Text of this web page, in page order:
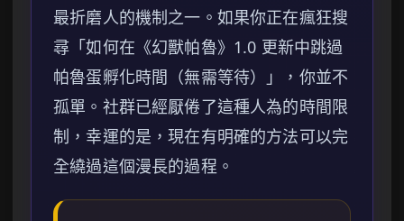
最折磨人的機制之一。如果你正在瘋狂搜
尋「如何在《幻獸帕魯》1.0 更新中跳過
帕魯蛋孵化時間（無需等待）」，你並不
孤單。社群已經厭倦了這種人為的時間限
制，幸運的是，現在有明確的方法可以完
全繞過這個漫長的過程。